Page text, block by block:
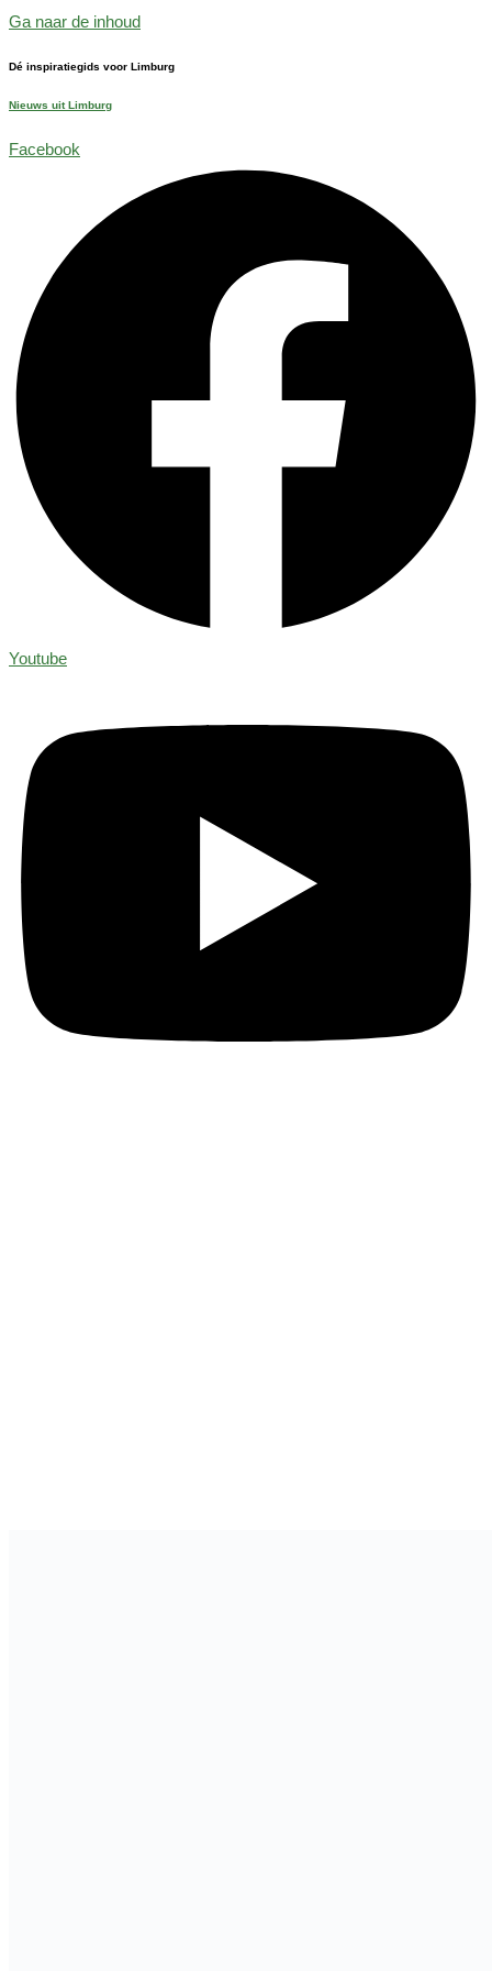
Ga naar de inhoud
Dé inspiratiegids voor Limburg
Nieuws uit Limburg
Facebook
Youtube